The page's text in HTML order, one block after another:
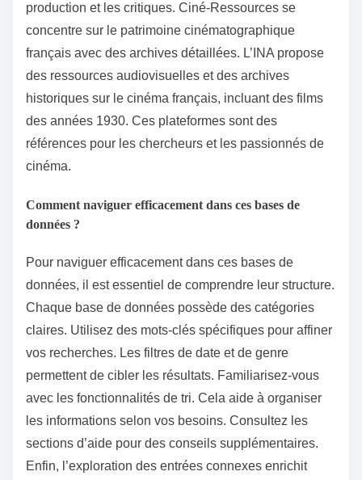
production et les critiques. Ciné-Ressources se
concentre sur le patrimoine cinématographique
français avec des archives détaillées. L’INA propose
des ressources audiovisuelles et des archives
historiques sur le cinéma français, incluant des films
des années 1930. Ces plateformes sont des
références pour les chercheurs et les passionnés de
cinéma.
Comment naviguer efficacement dans ces bases de
données ?
Pour naviguer efficacement dans ces bases de
données, il est essentiel de comprendre leur structure.
Chaque base de données possède des catégories
claires. Utilisez des mots-clés spécifiques pour affiner
vos recherches. Les filtres de date et de genre
permettent de cibler les résultats. Familiarisez-vous
avec les fonctionnalités de tri. Cela aide à organiser
les informations selon vos besoins. Consultez les
sections d’aide pour des conseils supplémentaires.
Enfin, l’exploration des entrées connexes enrichit